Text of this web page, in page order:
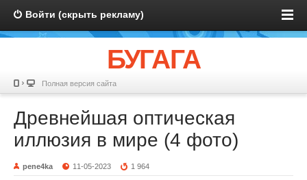
Войти (скрыть рекламу)
БУГАГА
Полная версия сайта
Древнейшая оптическая
иллюзия в мире (4 фото)
pene4ka 11-05-2023 1 964